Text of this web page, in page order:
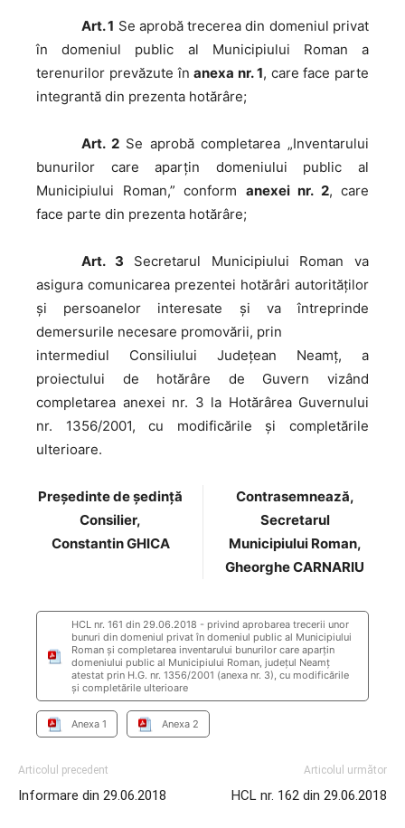
Art. 1 Se aprobă trecerea din domeniul privat
în domeniul public al Municipiului Roman a
terenurilor prevăzute înanexa nr. 1, care face parte
integrantă din prezenta hotărâre;
Art. 2Se aprobă completarea „Inventarului
bunurilor care aparţin domeniului public al
Municipiului Roman,” conform anexei nr. 2, care
face parte din prezenta hotărâre;
Art. 3 Secretarul Municipiului Roman va
asigura comunicarea prezentei hotărâri autorităţilor
şi persoanelor interesate şi va întreprinde
demersurile necesare promovării, prin
intermediul Consiliului Judeţean Neamţ, a
proiectului de hotărâre de Guvern vizând
completarea anexei nr. 3 la Hotărârea Guvernului
nr. 1356/2001, cu modificările şi completările
ulterioare.
Preşedinte de şedinţă
Consilier,
Constantin GHICA
Contrasemnează,
Secretarul
Municipiului Roman,
Gheorghe CARNARIU
HCL nr. 161 din 29.06.2018 - privind aprobarea trecerii unor
bunuri din domeniul privat în domeniul public al Municipiului
Roman şi completarea inventarului bunurilor care aparţin
domeniului public al Municipiului Roman, judeţul Neamţ
atestat prin H.G. nr. 1356/2001 (anexa nr. 3), cu modificările
şi completările ulterioare
Anexa 1 Anexa 2
Articolul precedent
Informare din 29.06.2018
Articolul următor
HCL nr. 162 din 29.06.2018